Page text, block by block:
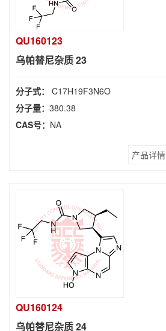
QU160123
乌帕替尼杂质 23
分子式： C17H19F3N6O
分子量： 380.38
CAS号： NA
产品详情
QU160124
乌帕替尼杂质 24